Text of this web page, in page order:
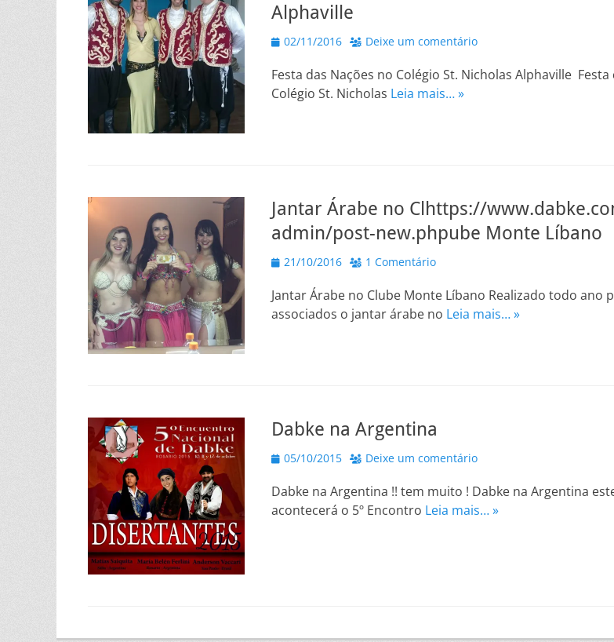
Alphaville
Posted
02/11/2016 Deixe um comentário
Festa das Nações no Colégio St. Nicholas Alphaville Festa
Colégio St. Nicholas Leia mais… »
Jantar Árabe no Clhttps://
admin/post-new.phpube Monte Líbano
Posted
21/10/2016 1 Comentário
Jantar Árabe no Clube Monte Líbano Realizado todo ano
associados o jantar árabe no Leia mais… »
Dabke na Argentina
Posted
05/10/2015 Deixe um comentário
Dabke na Argentina !! tem muito ! Dabke na Argentina
acontecerá o 5º Encontro Leia mais… »